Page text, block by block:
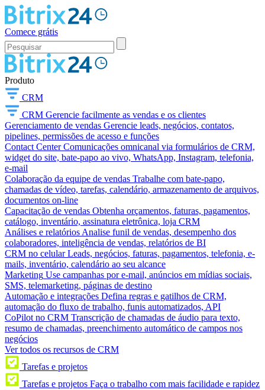
Comece grátis
Produto
CRM
CRM Gerencie facilmente as vendas e os clientes
Gerenciamento de vendas Gerencie leads, negócios, contatos,
pipelines, permissões de acesso e funções
Contact Center Comunicações omnicanal via formulários de CRM,
widget do site, bate-papo ao vivo, WhatsApp, Instagram, telefonia,
e-mail
Colaboração da equipe de vendas Trabalhe com bate-papo,
chamadas de vídeo, tarefas, calendário, armazenamento de arquivos,
documentos on-line
Capacitação de vendas Obtenha orçamentos, faturas, pagamentos,
catálogo, inventário, assinatura eletrônica, loja CRM
Análises e relatórios Analise funil de vendas, desempenho dos
colaboradores, inteligência de vendas, relatórios de BI
CRM no celular Leads, negócios, faturas, pagamentos, telefonia, e-
mails, inventário, calendário ao seu alcance
Marketing Use campanhas por e-mail, anúncios em mídias sociais,
SMS, telemarketing, páginas de destino
Automação e integrações Defina regras e gatilhos de CRM,
automação do fluxo de trabalho, funis automatizados, API
CoPilot no CRM Transcrição de chamadas de áudio para texto,
resumo de chamadas, preenchimento automático de campos nos
negócios
Ver todos os recursos de CRM
Tarefas e projetos
Tarefas e projetos Faça o trabalho com mais facilidade e rapidez